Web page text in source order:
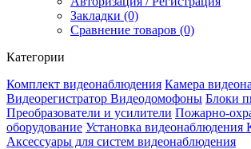
Закладки (0)
Сравнение товаров (0)
Категории
Комплект видеонаблюдения Камера
Видеорегистратор Видеодомофоны Блоки
Преобразователи и усилители Пожарно-
оборудование Установка видеонаблюдения
Аксессуары для систем видеонаблюдения